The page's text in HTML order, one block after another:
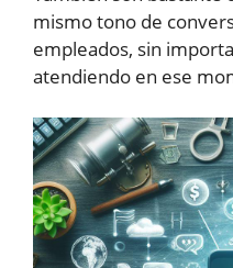
mismo tono de
empleados, sin
atendiendo en ese